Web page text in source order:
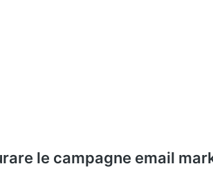
le campagne email